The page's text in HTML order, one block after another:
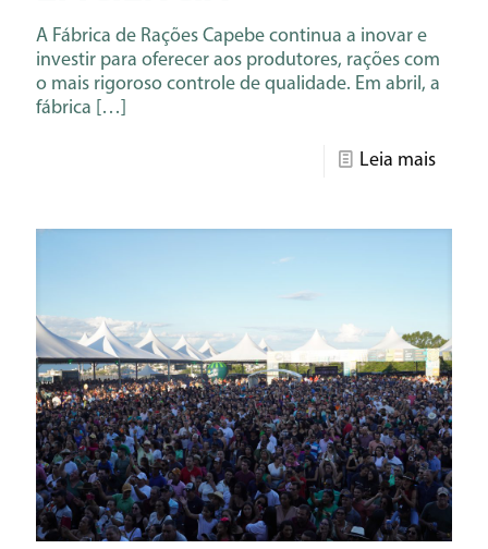
A Fábrica de Rações Capebe continua a inovar e
investir para oferecer aos produtores, rações com
o mais rigoroso controle de qualidade. Em abril, a
fábrica […]
Leia mais